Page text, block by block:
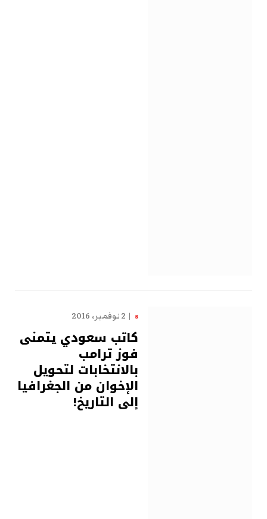
8 2 نوفمبر، 2016
كاتب سعودي يتمنى
فوز ترامب
بالانتخابات لتحويل
الإخوان من الجغرافيا
إلى التاريخ!